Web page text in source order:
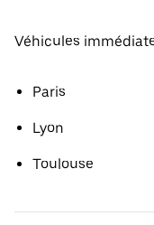
Véhicules
Paris
Lyon
Toulouse